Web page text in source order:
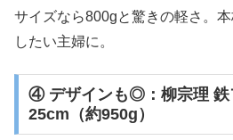
サイズなら800gと驚きの軽さ。
したい主婦に。
④ デザインも◎：柳宗理 鉄
25cm（約950g）